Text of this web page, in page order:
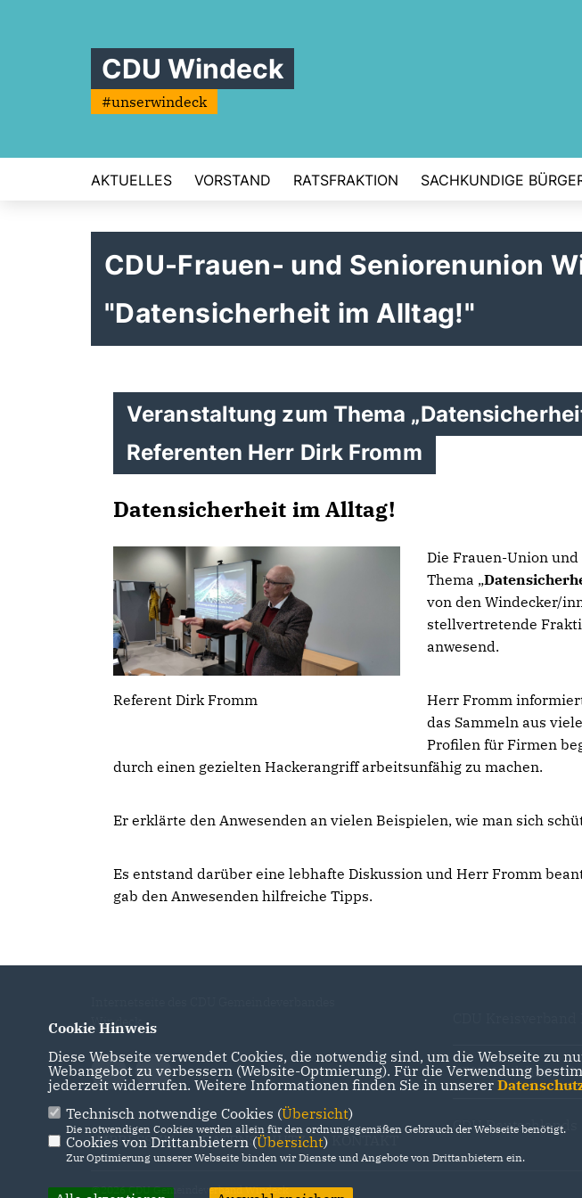
CDU Windeck
#unserwindeck
AKTUELLES VORSTAND RATSFRAKTION SACHKUNDIGE
CDU-Frauen- und Seniorenunion
"Datensicherheit im Alltag!"
Veranstaltung zum Thema
Referenten Herr Dirk Fromm
Datensicherheit im Alltag!
Referent Dirk Fromm
Die Frauen-Union
Thema
von den Windecker/
stellvertretende
anwesend.
Herr Fromm
das Sammeln aus
Profilen für Firmen
durch einen gezielten Hackerangriff arbeitsunfähig zu machen.
Er erklärte den Anwesenden an vielen Beispielen, wie man sich
Es entstand darüber eine lebhafte Diskussion und Herr Fromm
gab den Anwesenden hilfreiche Tipps.
Windeck
IMPRESSUM DATENSCHUTZ KONTAKT
CDU Nordrhein-
CDU Deutschlands
@2026 CDU Gemeindeverband Windeck
Cookie Hinweis
Diese Webseite verwendet Cookies, die notwendig sind, um die Webseite
Webangebot zu verbessern (Website-Optmierung). Für die Verwendung
jederzeit widerrufen. Weitere Informationen finden Sie in unserer
Technisch notwendige Cookies (Übersicht)
Die notwendigen Cookies werden allein für den ordnungsgemäßen Gebrauch der Webseite benötigt.
Cookies von Drittanbietern (Übersicht)
Zur Optimierung unserer Webseite binden wir Dienste und Angebote von Drittanbietern ein.